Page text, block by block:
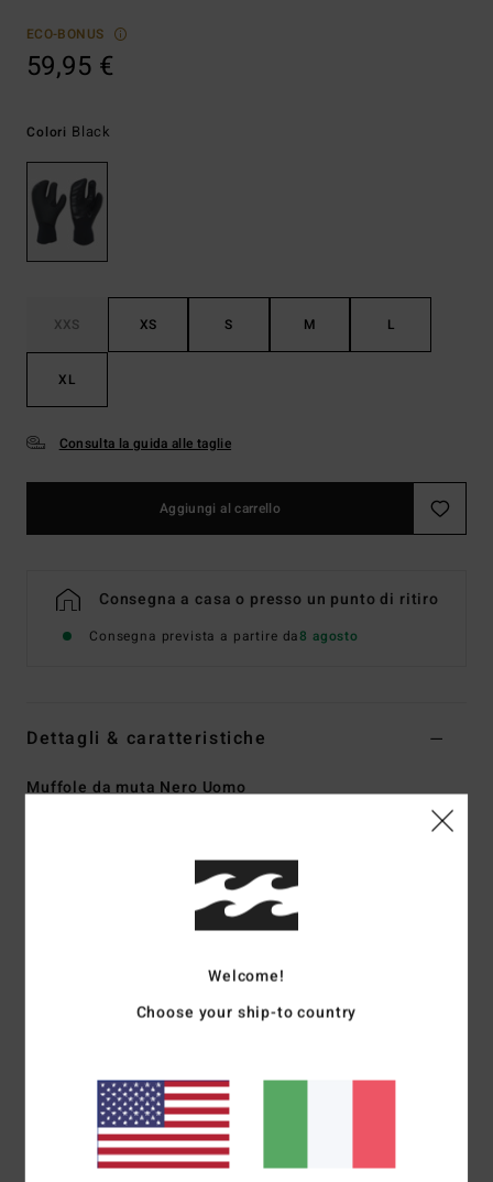
ECO-BONUS
59,95 €
Colori Black
XXS XS S M L
XL
Consulta la guida alle taglie
Aggiungi al carrello
Consegna a casa o presso un punto di ritiro
Consegna prevista a partire da8 agosto
Dettagli & caratteristiche
Muffole da muta Nero Uomo
Airlite 4D Recycler
Tipo di schiuma di neoprene:Smart Foam – parzialmente
con Airlite Graphene
Forma:guanto a 5 dita
Spessore:7 mm
Welcome!
Choose your ship-to country